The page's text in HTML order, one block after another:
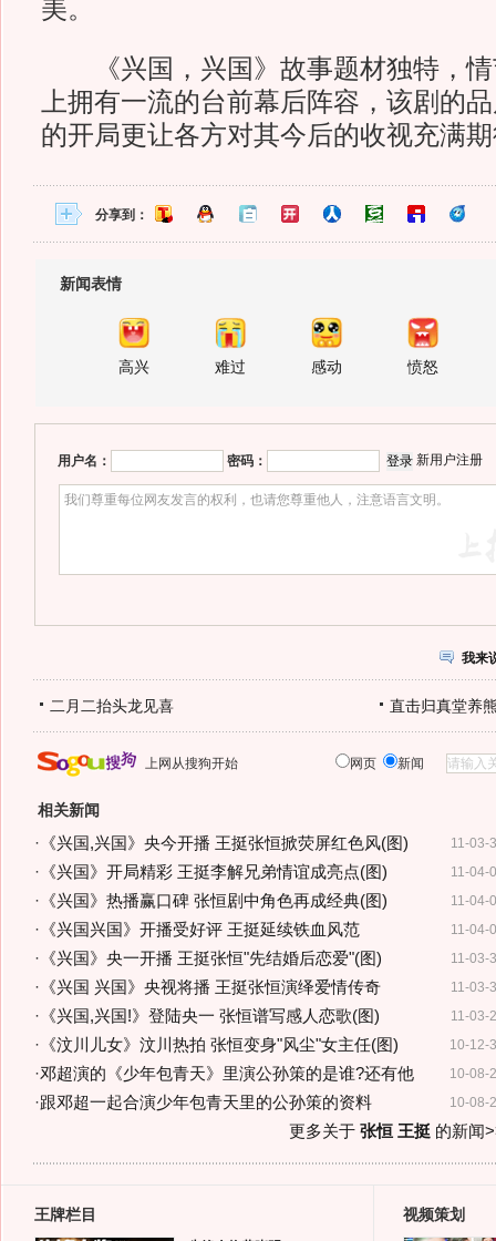
美。
《兴国，兴国》故事题材独特，情
上拥有一流的台前幕后阵容，该剧的
的开局更让各方对其今后的收视充满
分享到：
新闻表情
高兴 难过 感动 愤怒
用户名： 密码： 新用户注册
我来
二月二抬头龙见喜 直击归真堂养
上网从搜狗开始 网页 新闻
相关新闻
11-03-
· 《兴国,兴国》央今开播 王挺张恒掀荧屏红色风(图)
11-04-
· 《兴国》开局精彩 王挺李解兄弟情谊成亮点(图)
11-04-
· 《兴国》热播赢口碑 张恒剧中角色再成经典(图)
11-04-
· 《兴国兴国》开播受好评 王挺延续铁血风范
11-03-
· 《兴国》央一开播 王挺张恒"先结婚后恋爱"(图)
11-03-
· 《兴国 兴国》央视将播 王挺张恒演绎爱情传奇
11-03-
· 《兴国,兴国!》登陆央一 张恒谱写感人恋歌(图)
10-12-
· 《汶川儿女》汶川热拍 张恒变身"风尘"女主任(图)
10-08-
·邓超演的《少年包青天》里演公孙策的是谁?还有他
10-08-
·跟邓超一起合演少年包青天里的公孙策的资料
更多关于 张恒 王挺 的新闻
王牌栏目 视频策划